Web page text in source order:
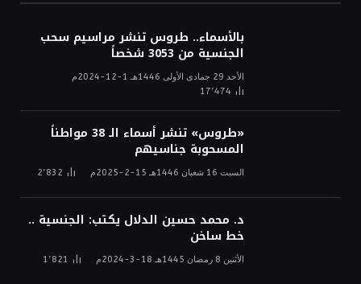
بالأسماء.. طروس تنشر مراسيم سحب
الجنسية من 3053 شخصاً
الأحد 29 جمادى الأولى 1446هـ 1-12-2024م
17٬474
«طروس» تنشر أسماء الـ 38 مواطناً
المسحوبة جناسيهم
السبت 16 شعبان 1446هـ 15-2-2025م 2٬832
د. محمد حسين الدلال يكتب: الجنسية ..
خط ساخن
الأثنين 8 رمضان 1445هـ 18-3-2024م 1٬821